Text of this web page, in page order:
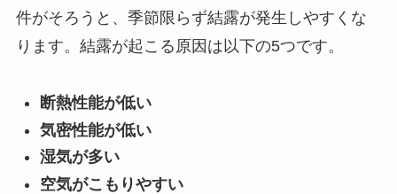
件がそろうと、季節限らず結露が発生しやすくな
ります。結露が起こる原因は以下の5つです。
断熱性能が低い
気密性能が低い
湿気が多い
空気がこもりやすい